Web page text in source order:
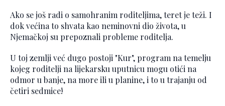
Ako se još radi o samohranim roditeljima, teret je teži. I
dok većina to shvata kao neminovni dio života, u
Njemačkoj su prepoznali probleme roditelja.
U toj zemlji već dugo postoji "Kur", program na temelju
kojeg roditelji na lijekarsku uputnicu mogu otići na
odmor u banje, na more ili u planine, i to u trajanju od
četiri sedmice!